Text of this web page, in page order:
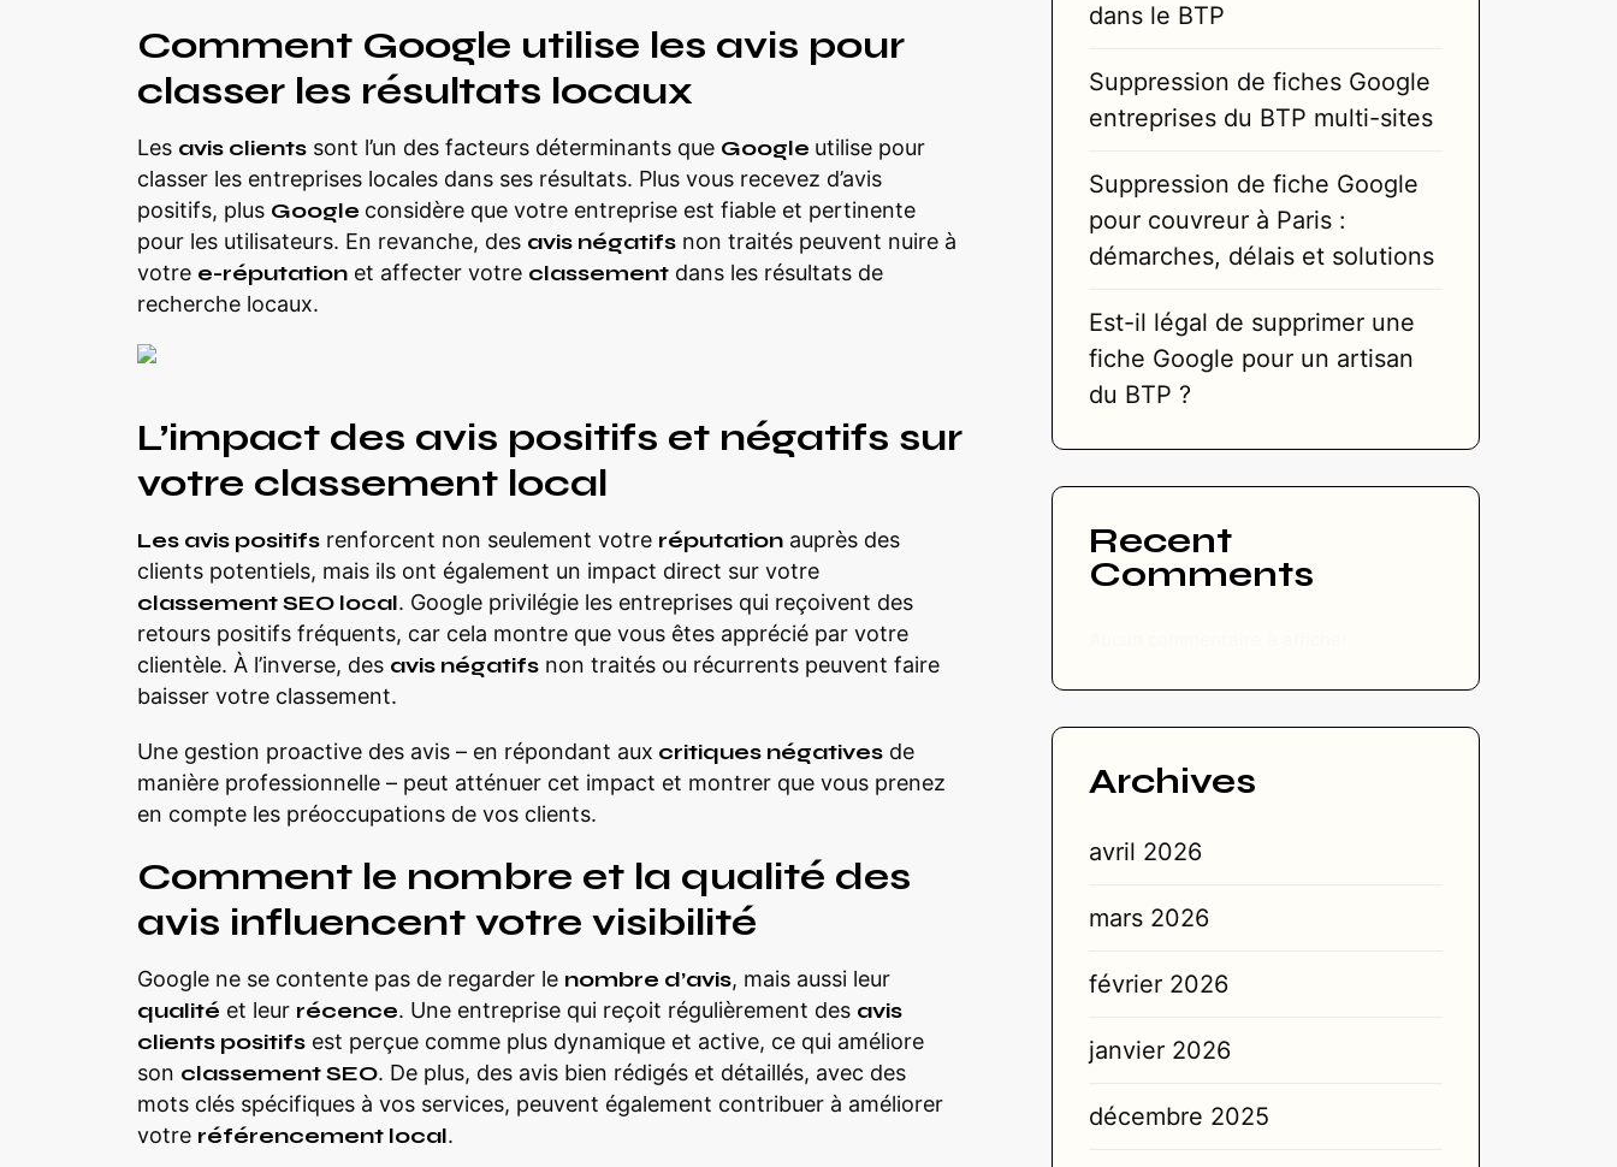
Comment Google utilise les avis pour
classer les résultats locaux
Les avis clients sont l’un des facteurs déterminants que Google utilise pour
classer les entreprises locales dans ses résultats. Plus vous recevez d’avis
positifs, plus Google considère que votre entreprise est fiable et pertinente
pour les utilisateurs. En revanche, des avis négatifs non traités peuvent nuire à
votre e-réputation et affecter votre classement dans les résultats de
recherche locaux.
L’impact des avis positifs et négatifs sur
votre classement local
Les avis positifs renforcent non seulement votre réputation auprès des
clients potentiels, mais ils ont également un impact direct sur votre
classement SEO local. Google privilégie les entreprises qui reçoivent des
retours positifs fréquents, car cela montre que vous êtes apprécié par votre
clientèle. À l’inverse, des avis négatifs non traités ou récurrents peuvent faire
baisser votre classement.
Une gestion proactive des avis – en répondant aux critiques négatives de
manière professionnelle – peut atténuer cet impact et montrer que vous prenez
en compte les préoccupations de vos clients.
Comment le nombre et la qualité des
avis influencent votre visibilité
Google ne se contente pas de regarder le nombre d’avis, mais aussi leur
qualité et leur récence. Une entreprise qui reçoit régulièrement des avis
clients positifs est perçue comme plus dynamique et active, ce qui améliore
son classement SEO. De plus, des avis bien rédigés et détaillés, avec des
mots clés spécifiques à vos services, peuvent également contribuer à améliorer
votre référencement local.
dans le BTP
Suppression de fiches Google
entreprises du BTP multi-sites
Suppression de fiche Google
pour couvreur à Paris :
démarches, délais et solutions
Est-il légal de supprimer une
fiche Google pour un artisan
du BTP ?
Recent
Comments
Archives
avril 2026
mars 2026
février 2026
janvier 2026
décembre 2025